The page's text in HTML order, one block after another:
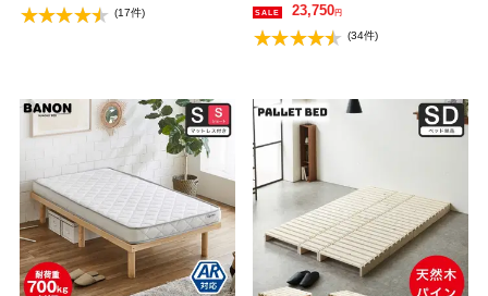
み】 【大型家具配送】
(17件) 23,750円
(34件)